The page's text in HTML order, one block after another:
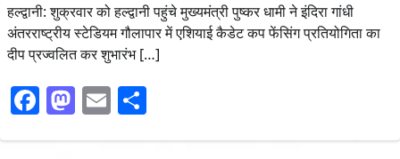
हल्द्वानी: शुक्रवार को हल्द्वानी पहुंचे मुख्यमंत्री पुष्कर धामी ने इंदिरा गांधी
अंतरराष्ट्रीय स्टेडियम गौलापार में एशियाई कैडेट कप फेंसिंग प्रतियोगिता का
दीप प्रज्वलित कर शुभारंभ […]
Facebook
Mastodon
Email